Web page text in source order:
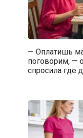
— Оплатишь
поговорим, —
спросила где